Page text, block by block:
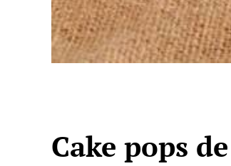
Cake pops